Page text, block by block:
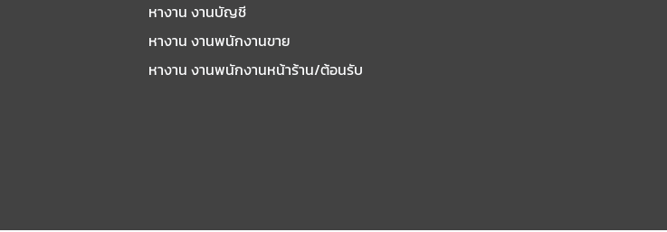
หางาน งานบัญชี
หางาน งานพนักงานขาย
หางาน งานพนักงานหน้าร้าน/ต้อนรับ